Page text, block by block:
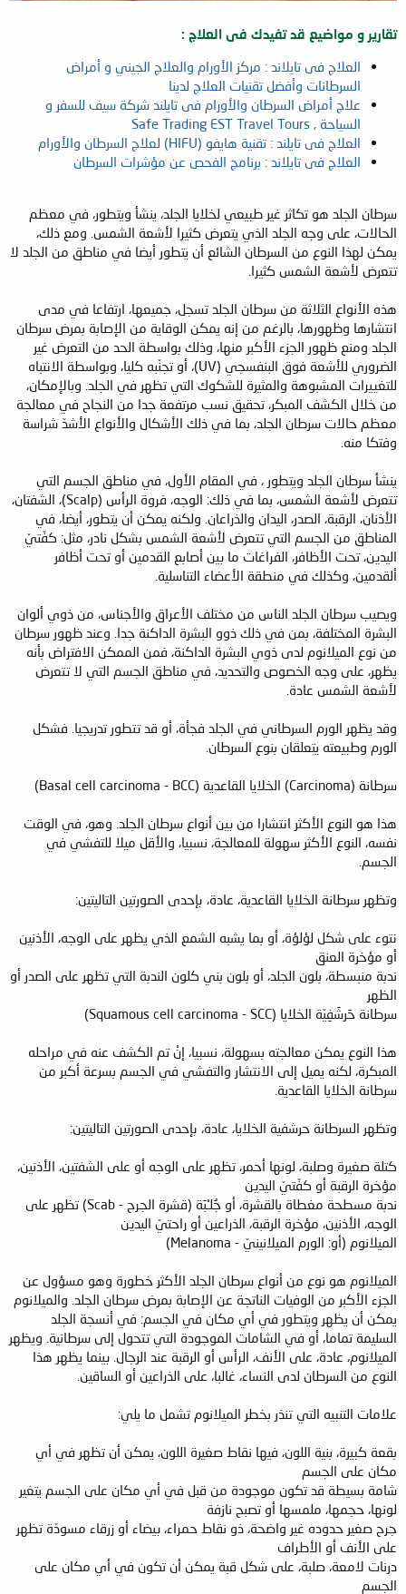
تقارير و مواضيع قد تفيدك فى العلاج :
العلاج فى تايلاند : مركز الأورام والعلاج الجيني و أمراض
السرطانات وأفضل تقنيات العلاج لدينا
علاج أمراض السرطان والأورام فى تايلند شركة سيف للسفر و
السياحة , Safe Trading EST Travel Tours
العلاج فى تايلند : تقنية هايفو (HIFU) لعلاج السرطان والأورام
العلاج فى تايلاند : برنامج الفحص عن مؤشرات السرطان
سرطان الجلد هو تكاثر غير طبيعي لخلايا الجلد، ينشأ ويتطور، في معظم
الحالات، على وجه الجلد الذي يتعرض كثيرا لأشعة الشمس. ومع ذلك،
يمكن لهذا النوع من السرطان الشائع أن يتطور أيضا في مناطق من الجلد لا
تتعرض لأشعة الشمس كثيرا.
هذه الأنواع الثلاثة من سرطان الجلد تسجل، جميعها، ارتفاعا في مدى
انتشارها وظهورها، بالرغم من إنه يمكن الوقاية من الإصابة بمرض سرطان
الجلد ومنع ظهور الجزء الأكبر منها، وذلك بواسطة الحد من التعرض غير
الضروري للأشعة فوق البنفسجي (UV)، أو تجنّبه كليا، وبواسطة الانتباه
للتغييرات المشبوهة والمثيرة للشكوك التي تظهر في الجلد. وبالإمكان،
من خلال الكشف المبكر، تحقيق نسب مرتفعة جدا من النجاح في معالجة
معظم حالات سرطان الجلد، بما في ذلك الأشكال والأنواع الأشدّ شراسة
وفتكا منه.
ينشأ سرطان الجلد ويتطور ، في المقام الأول، في مناطق الجسم التي
تتعرض لأشعة الشمس، بما في ذلك: الوجه، فروة الرأس (Scalp)، الشفتان،
الأذنان، الرقبة، الصدر، اليدان والذراعان. ولكنه يمكن أن يتطور، أيضا، في
المناطق من الجسم التي تتعرض لأشعة الشمس بشكل نادر، مثل: كفّتيّ
اليدين، تحت الأظافر، الفراغات ما بين أصابع القدمين أو تحت أظافر
ألقدمين، وكذلك في منطقة الأعضاء التناسلية.
ويصيب سرطان الجلد الناس من مختلف الأعراق والأجناس، من ذوي ألوان
البشرة المختلفة، بمن في ذلك ذوو البشرة الداكنة جدا. وعند ظهور سرطان
من نوع الميلانوم لدى ذوي البشرة الداكنة، فمن الممكن الافتراض بأنه
يظهر، على وجه الخصوص والتحديد، في مناطق الجسم التي لا تتعرض
لأشعة الشمس عادة.
وقد يظهر الورم السرطاني في الجلد فجأة، أو قد تتطور تدريجيا. فشكل
الورم وطبيعته يتعلقان بنوع السرطان.
سرطانة (Carcinoma) الخلايا القاعدية (Basal cell carcinoma - BCC)
هذا هو النوع الأكثر انتشارا من بين أنواع سرطان الجلد. وهو، في الوقت
نفسه، النوع الأكثر سهولة للمعالجة، نسبيا، والأقل ميلا للتفشي في
الجسم.
وتظهر سرطانة الخلايا القاعدية، عادة، بإحدى الصورتين التاليتين:
نتوء على شكل لؤلؤة، أو بما يشبه الشمع الذي يظهر على الوجه، الأذنين
أو مؤخرة العنق
ندبة منبسطة، بلون الجلد، أو بلون بني كلون الندبة التي تظهر على الصدر أو
الظهر
سرطانة حَرشَفِيّة الخلايا (Squamous cell carcinoma - SCC)
هذا النوع يمكن معالجته بسهولة، نسبيا، إنْ تم الكشف عنه في مراحله
المبكرة، لكنه يميل إلى الانتشار والتفشي في الجسم بسرعة أكبر من
سرطانة الخلايا القاعدية.
وتظهر السرطانة حرشفية الخلايا، عادة، بإحدى الصورتين التاليتين:
كتلة صغيرة وصلبة، لونها أحمر، تظهر على الوجه أو على الشفتين، الأذنين،
مؤخرة الرقبة أو كفّتيّ اليدين
ندبة مسطحة مغطاة بالقشرة، أو جُلـْبَة (قشرة الجرح - Scab) تظهر على
الوجه، الأذنين، مؤخرة الرقبة، الذراعين أو راحتيّ اليدين
الميلانوم (أو: الورم الميلانينيّ - Melanoma)
الميلانوم هو نوع من أنواع سرطان الجلد الأكثر خطورة وهو مسؤول عن
الجزء الأكبر من الوفيات الناتجة عن الإصابة بمرض سرطان الجلد. والميلانوم
يمكن أن يظهر ويتطور في أي مكان في الجسم: في أنسجة الجلد
السليمة تماما، أو في الشامات الموجودة التي تتحول إلى سرطانية. ويظهر
الميلانوم، عادة، على الأنف، الرأس أو الرقبة عند الرجال. بينما يظهر هذا
النوع من السرطان لدى النساء، غالبا، على الذراعين أو الساقين.
علامات التنبيه التي تنذر بخطر الميلانوم تشمل ما يلي:
بقعة كبيرة، بنية اللون، فيها نقاط صغيرة اللون، يمكن أن تظهر في أي
مكان على الجسم
شامة بسيطة قد تكون موجودة من قبل في أي مكان على الجسم يتغير
لونها، حجمها، ملمسها أو تصبح نازفة
جرح صغير حدوده غير واضحة، ذو نقاط حمراء، بيضاء أو زرقاء مسودّة تظهر
على الأنف أو الأطراف
درنات لامعة، صلبة، على شكل قبة يمكن أن تكون في أي مكان على
الجسم